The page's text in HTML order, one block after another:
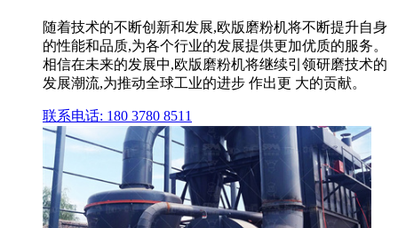
随着技术的不断创新和发展,欧版磨粉机将不断提升自身
的性能和品质,为各个行业的发展提供更加优质的服务。
相信在未来的发展中,欧版磨粉机将继续引领研磨技术的
发展潮流,为推动全球工业的进步 作出更 大的贡献。
联系电话: 180 3780 8511